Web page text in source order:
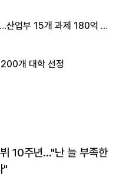
산업부 15개 과제 180억 지
개 대학 선정
10주년…"난 늘 부족한
"